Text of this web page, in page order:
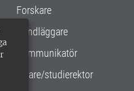
Forskare
Handläggare
Kommunikatör
Lärare/studierektor